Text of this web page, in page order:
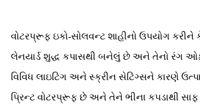
વોટરપ્રૂફ ઇકો-સોલવન્ટ શાહીનો ઉપયોગ
લેનયાર્ડ શુદ્ધ કપાસથી બનેલું છે અને તેનો રંગ
વિવિધ લાઇટિંગ અને સ્ક્રીન સેટિંગ્સને કારણે
પ્રિન્ટ વોટરપ્રૂફ છે અને તેને ભીના કપડાથી